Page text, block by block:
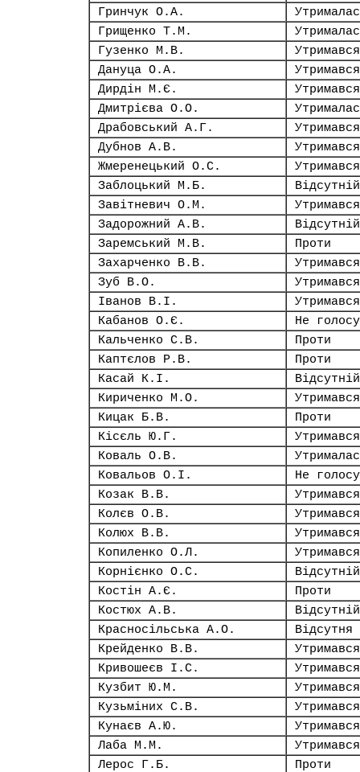
Гринчук О.А.
Грищенко Т.М.
Гузенко М.В.
Утримався
Дануца О.А.
Утримався
Дирдін М.Є.
Утримався
Дмитрієва О.О.
Драбовський А.Г.
Утримався
Дубнов А.В.
Утримався
Жмеренецький О.С.
Утримався
Заблоцький М.Б.
Відсутній
Завітневич О.М.
Утримався
Задорожний А.В.
Відсутній
Заремський М.В.
Проти
Захарченко В.В.
Утримався
Зуб В.О.
Утримався
Іванов В.І.
Утримався
Кабанов О.Є.
Не
Кальченко С.В.
Проти
Каптєлов Р.В.
Проти
Касай К.І.
Відсутній
Кириченко М.О.
Утримався
Кицак Б.В.
Проти
Кісєль Ю.Г.
Утримався
Коваль О.В.
Ковальов О.І.
Не
Козак В.В.
Утримався
Колєв О.В.
Утримався
Колюх В.В.
Утримався
Копиленко О.Л.
Утримався
Корнієнко О.С.
Відсутній
Костін А.Є.
Проти
Костюх А.В.
Відсутній
Красносільська А.О.
Відсутня
Крейденко В.В.
Утримався
Кривошеєв І.С.
Утримався
Кузбит Ю.М.
Утримався
Кузьміних С.В.
Утримався
Кунаєв А.Ю.
Утримався
Лаба М.М.
Утримався
Лерос Г.Б.
Проти